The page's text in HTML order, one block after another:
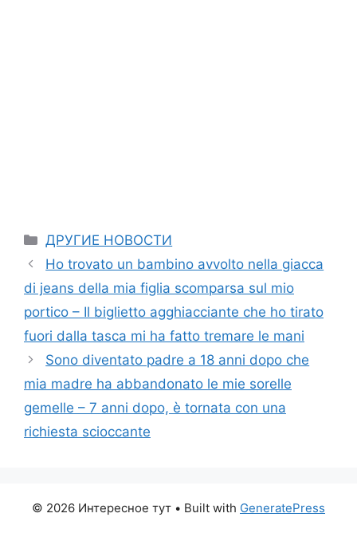
Categories
ДРУГИЕ НОВОСТИ
Ho trovato un bambino avvolto nella giacca
di jeans della mia figlia scomparsa sul mio
portico – Il biglietto agghiacciante che ho tirato
fuori dalla tasca mi ha fatto tremare le mani
Sono diventato padre a 18 anni dopo che
mia madre ha abbandonato le mie sorelle
gemelle – 7 anni dopo, è tornata con una
richiesta scioccante
© 2026 Интересное тут • Built with GeneratePress